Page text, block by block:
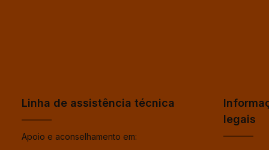
Linha de assistência técnica
Apoio e aconselhamento em:
legais